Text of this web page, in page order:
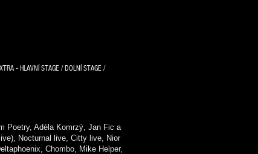
- HLAVNÍ STAGE / DOLNÍ STAGE /
Poetry, Adéla Komrzý, Jan Fic a
Nocturnal live, Citty live, Nior
Chombo, Mike Helper,